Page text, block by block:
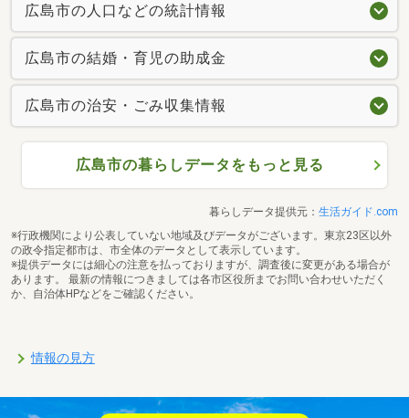
広島市の人口などの統計情報
広島市の結婚・育児の助成金
広島市の治安・ごみ収集情報
広島市の暮らしデータをもっと見る
暮らしデータ提供元： 生活ガイド.com
※行政機関により公表していない地域及びデータがございます。東京23区以外
の政令指定都市は、市全体のデータとして表示しています。
※提供データには細心の注意を払っておりますが、調査後に変更がある場合が
あります。 最新の情報につきましては各市区役所までお問い合わせいただく
か、自治体HPなどをご確認ください。
情報の見方